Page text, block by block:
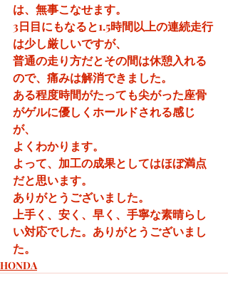
は、無事こなせます。
3日目にもなると1.5時間以上の連続走行
は少し厳しいですが、
普通の走り方だとその間は休憩入れる
ので、痛みは解消できました。
ある程度時間がたっても尖がった座骨
がゲルに優しくホールドされる感じ
が、
よくわかります。
よって、加工の成果としてはほぼ満点
だと思います。
ありがとうございました。
上手く、安く、早く、手寧な素晴らし
い対応でした。ありがとうございまし
た。
HONDA